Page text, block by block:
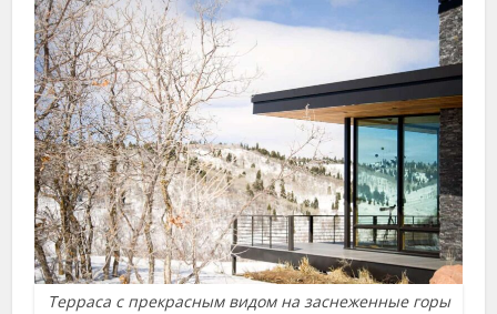
Терраса с прекрасным видом на заснеженные горы